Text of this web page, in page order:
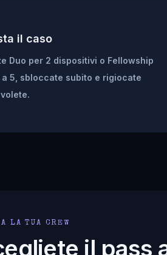
il caso
Duo per 2 dispositivi o Fellowship
5, sbloccate subito e rigiocate
LA TUA CREW
il pass